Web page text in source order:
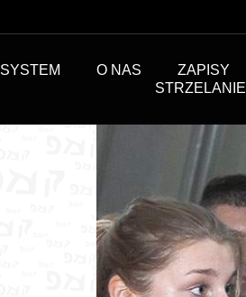
SYSTEM O NAS ZAPISY
STRZELANIE